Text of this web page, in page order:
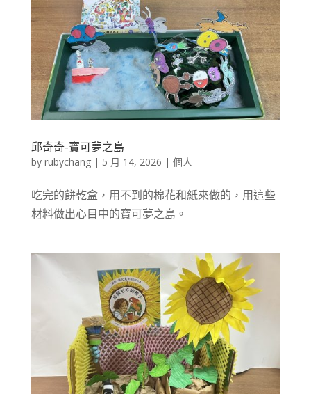
邱奇奇-寶可夢之島
by rubychang| 5 月 14, 2026 | 個人
吃完的餅乾盒，用不到的棉花和紙來做的，用這些
材料做出心目中的寶可夢之島。